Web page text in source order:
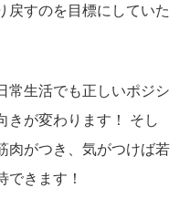
戻すのを目標にしていた
常生活でも正しいポジシ
きが変わります！ そし
肉がつき、気がつけば若
できます！